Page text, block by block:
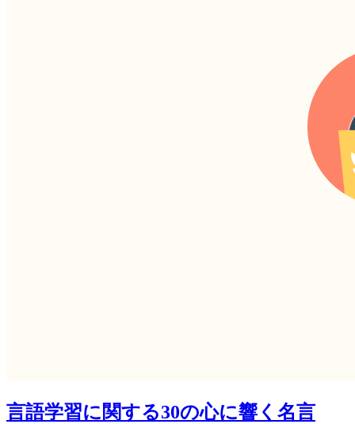
言語学習に関する30の心に響く名言